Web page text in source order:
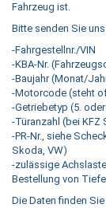
Fahrzeug ist.
Bitte senden Sie
-Fahrgestellnr./VIN
-KBA-Nr.
-Baujahr (Monat/
-Motorcode (steht
-Getriebetyp (5.
-Türanzahl (bei KFZ
-PR-Nr., siehe
Skoda, VW)
-zulässige
Bestellung von
Die Daten finden